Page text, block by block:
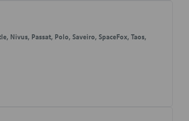
Nivus, Passat, Polo, Saveiro, SpaceFox, Taos,